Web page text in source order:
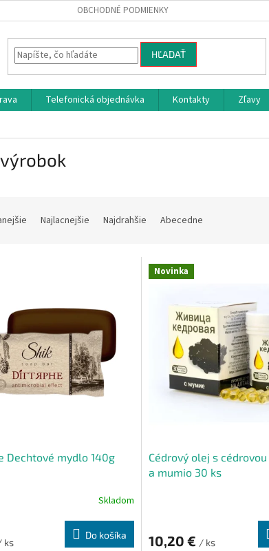
OBCHODNÉ PODMIENKY
HĽADAŤ
Telefonická objednávka Kontakty Zľavy
Najlacnejšie Najdrahšie Abecedne
Dechtové mydlo 140g
Skladom
ks
Do košíka
Novinka
Cédrový olej s
a mumio 30 ks
10,20 € / ks